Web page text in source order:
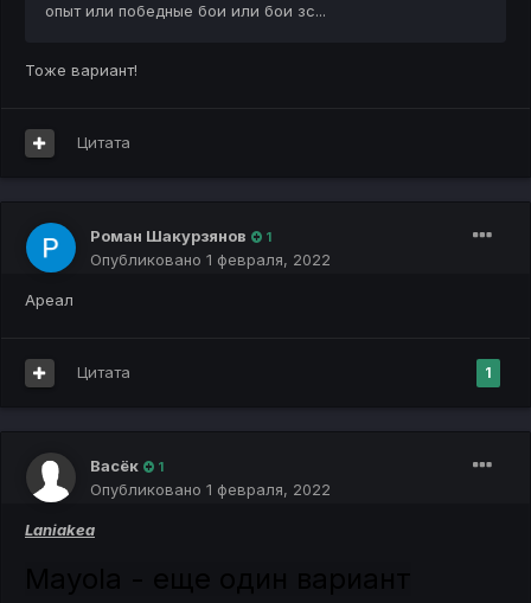
опыт или победные бои или бои зс...
Тоже вариант!
Цитата
Роман Шакурзянов 1
Опубликовано 1 февраля, 2022
Ареал
1
Цитата
Васёк 1
Опубликовано 1 февраля, 2022
Laniakea